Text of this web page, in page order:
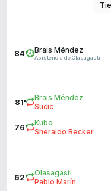
84' Brais Méndez
Asistencia de Olasagasti
81'
Brais Méndez
Sucic
76'
Kubo
Sheraldo Becker
62'
Olasagasti
Pablo Marín